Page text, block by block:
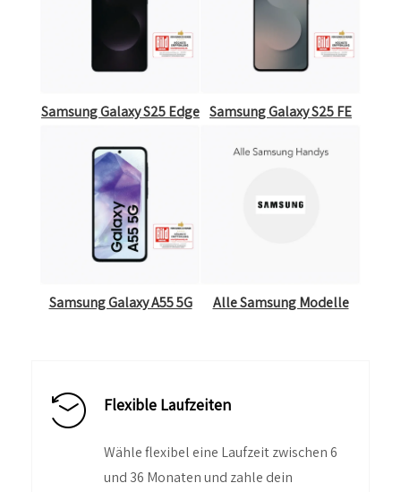
Samsung Galaxy S25 Edge Samsung Galaxy S25 FE
Samsung Galaxy A55 5G Alle Samsung Modelle
Flexible Laufzeiten
Wähle flexibel eine Laufzeit zwischen 6
und 36 Monaten und zahle dein